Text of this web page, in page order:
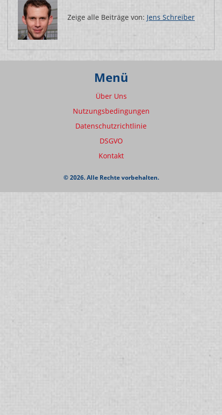
Zeige alle Beiträge von: Jens Schreiber
Menü
Über Uns
Nutzungsbedingungen
Datenschutzrichtlinie
DSGVO
Kontakt
© 2026. Alle Rechte vorbehalten.